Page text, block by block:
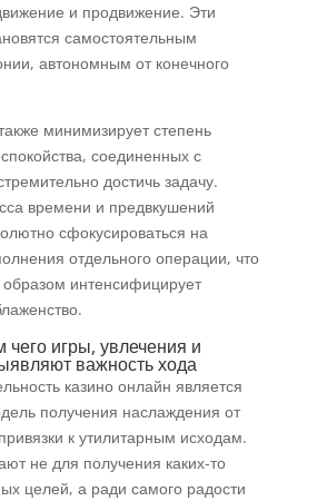
и продвижение. Эти
самостоятельным
автономным от конечного
минимизирует степень
соединенных с
достичь задачу.
времени и предвкушений
сфокусироваться на
отдельного операции, что
интенсифицирует
чего игры, увлечения и
важность хода
казино онлайн является
получения наслаждения от
к утилитарным исходам.
не для получения каких-то
целей, а ради самого радости